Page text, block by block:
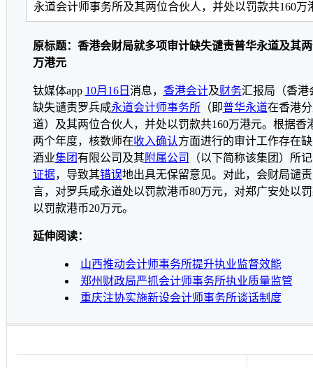
永道会计师事务所及其两位合伙人，并处以罚款共160万
原标题：香港会财局就多项审计缺失谴责普华永道及其
万港元
钛媒体app 10月16日 消息， 香港会计及财务汇报局（香港
缺失谴责罗兵咸永道会计师事务所（即普华永道在香港
道）及其两位合伙人，并处以罚款共160万港元。根据香
两个年度，核数师在收入确认方面进行的审计工作存在
酒业集团有限公司及其附属公司
（以下简称该集团）所
证据，导致其错误地出具无保留意见。对此，会财局谴
言，对罗兵咸永道处以罚款港币80万元，对郑广安处以
以罚款港币20万元。
延伸阅读：
山西推动会计师事务所提升执业监督效能
郑州财政局严抓会计师事务所执业质量监管
重庆注协实施新设会计师事务所谈话制度